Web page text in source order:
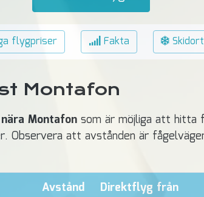
flygpriser Fakta
Montafon
Montafon som är möjliga att
Observera att avstånden är
Avstånd
Direktflyg från